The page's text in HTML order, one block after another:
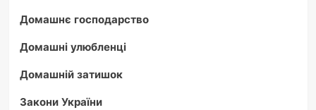
Домашнє господарство
Домашні улюбленці
Домашній затишок
Закони України